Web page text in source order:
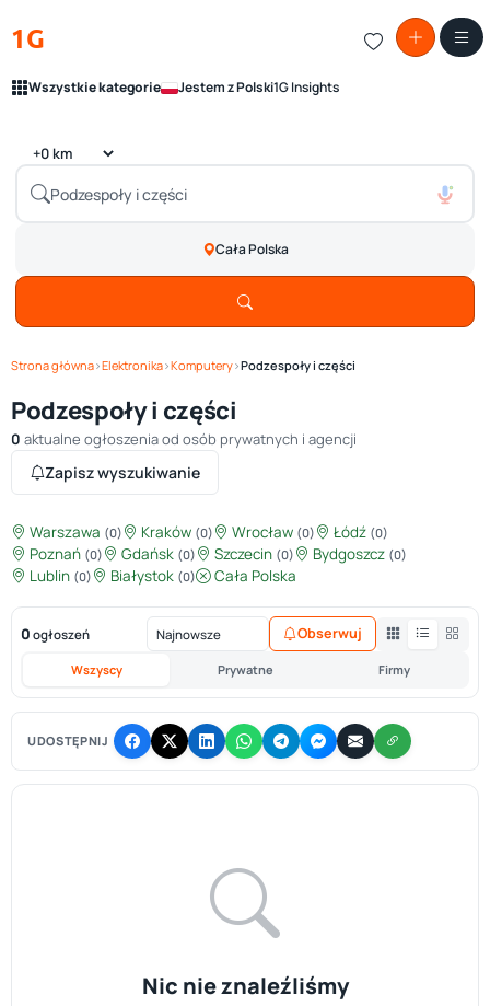
1G
Wszystkie kategorie Jestem z Polski1G Insights
Cała Polska
Strona główna›Elektronika›Komputery›Podzespoły i części
Podzespoły i części
0 aktualne ogłoszenia od osób prywatnych i agencji
Zapisz wyszukiwanie
Warszawa (0) Kraków (0) Wrocław (0) Łódź (0)
Poznań (0) Gdańsk (0) Szczecin (0) Bydgoszcz (0)
Lublin (0) Białystok (0) Cała Polska
0 ogłoszeń
Wszyscy Prywatne Firmy
Obserwuj
UDOSTĘPNIJ
Nic nie znaleźliśmy